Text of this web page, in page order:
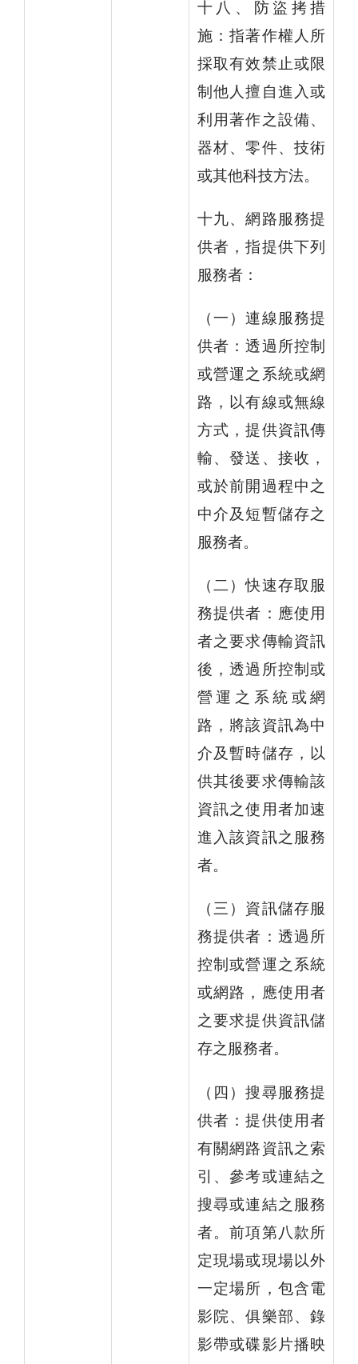
十八、防盜拷措
施：指著作權人所
採取有效禁止或限
制他人擅自進入或
利用著作之設備、
器材、零件、技術
或其他科技方法。
十九、網路服務提
供者，指提供下列
服務者：
（一）連線服務提
供者：透過所控制
或營運之系統或網
路，以有線或無線
方式，提供資訊傳
輸、發送、接收，
或於前開過程中之
中介及短暫儲存之
服務者。
（二）快速存取服
務提供者：應使用
者之要求傳輸資訊
後，透過所控制或
營運之系統或網
路，將該資訊為中
介及暫時儲存，以
供其後要求傳輸該
資訊之使用者加速
進入該資訊之服務
者。
（三）資訊儲存服
務提供者：透過所
控制或營運之系統
或網路，應使用者
之要求提供資訊儲
存之服務者。
（四）搜尋服務提
供者：提供使用者
有關網路資訊之索
引、參考或連結之
搜尋或連結之服務
者。前項第八款所
定現場或現場以外
一定場所，包含電
影院、俱樂部、錄
影帶或碟影片播映